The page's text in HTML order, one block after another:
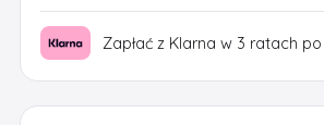
Zapłać z Klarna w 3 ratach po